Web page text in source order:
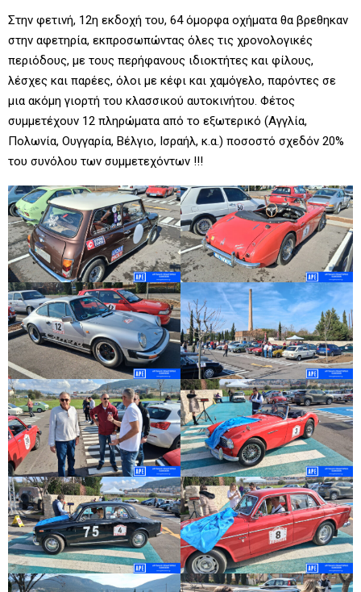
Στην φετινή, 12η εκδοχή του, 64 όμορφα οχήματα θα βρεθηκαν
στην αφετηρία, εκπροσωπώντας όλες τις χρονολογικές
περιόδους, με τους περήφανους ιδιοκτήτες και φίλους,
λέσχες και παρέες, όλοι με κέφι και χαμόγελο, παρόντες σε
μια ακόμη γιορτή του κλασσικού αυτοκινήτου. Φέτος
συμμετέχουν 12 πληρώματα από το εξωτερικό (Αγγλία,
Πολωνία, Ουγγαρία, Βέλγιο, Ισραήλ, κ.α.) ποσοστό σχεδόν 20%
του συνόλου των συμμετεχόντων !!!